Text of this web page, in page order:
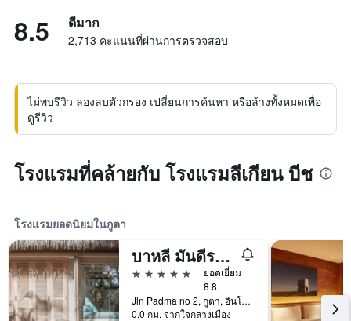
8.5 ดีมาก
2,713 คะแนนที่ผ่านการตรวจสอบ
ไม่พบรีวิว ลองลบตัวกรอง เปลี่ยนการค้นหา หรือล้างทั้งหมดเพื่อ
ดูรีวิว
โรงแรมที่คล้ายกับ โรงแรมลีเกียน บีช
โรงแรมยอดนิยมในกูตา
บาหลี มันดีรา บีช รีสอร์ท & สปา
5 ดาว
ยอดเยี่ยม
8.8
Jln Padma no 2, กูตา, อินโดนีเซีย
0.0 กม. จากใจกลางเมือง